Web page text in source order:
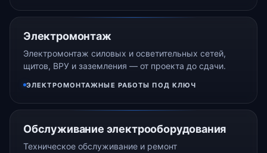
Электромонтаж
Электромонтаж силовых и осветительных сетей,
щитов, ВРУ и заземления — от проекта до сдачи.
ЭЛЕКТРОМОНТАЖНЫЕ РАБОТЫ ПОД КЛЮЧ
Обслуживание электрооборудования
Техническое обслуживание и ремонт